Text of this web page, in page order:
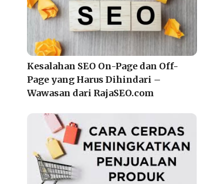
Kesalahan SEO On-Page dan Off-
Page yang Harus Dihindari –
Wawasan dari RajaSEO.com